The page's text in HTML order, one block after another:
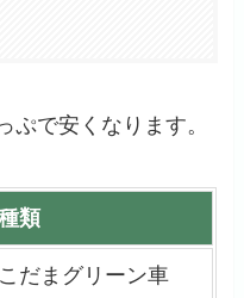
ぷで安くなります。
類
だまグリーン車